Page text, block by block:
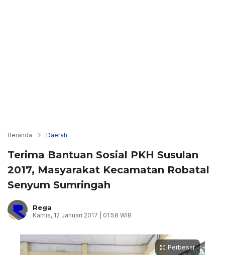
Beranda Daerah
Terima Bantuan Sosial PKH Susulan
2017, Masyarakat Kecamatan Robatal
Senyum Sumringah
Rega
Kamis, 12 Januari 2017 | 01:58 WIB
Perbesar